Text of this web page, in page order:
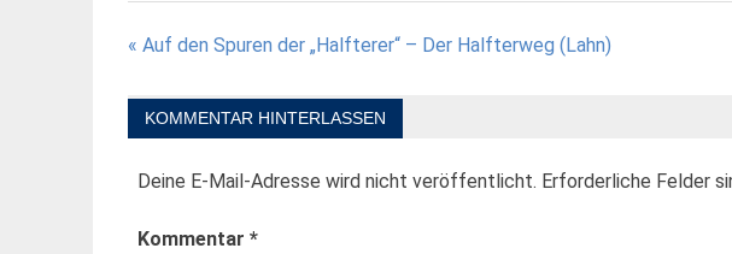
Beitragsnavigation
« Auf den Spuren der „Halfterer“ – Der Halfterweg (Lahn)
KOMMENTAR HINTERLASSEN
Deine E-Mail-Adresse wird nicht veröffentlicht. Erforderliche Felder
Kommentar *